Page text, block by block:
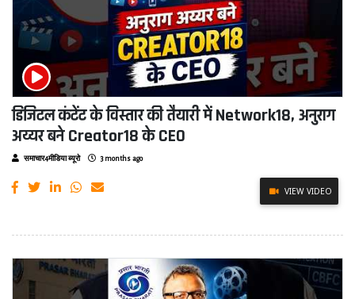
डिजिटल कंटेंट के विस्तार की तैयारी में Network18, अनुराग
अय्यर बने Creator18 के CEO
समाचार4मीडिया ब्यूरो 3 months ago
VIEW VIDEO